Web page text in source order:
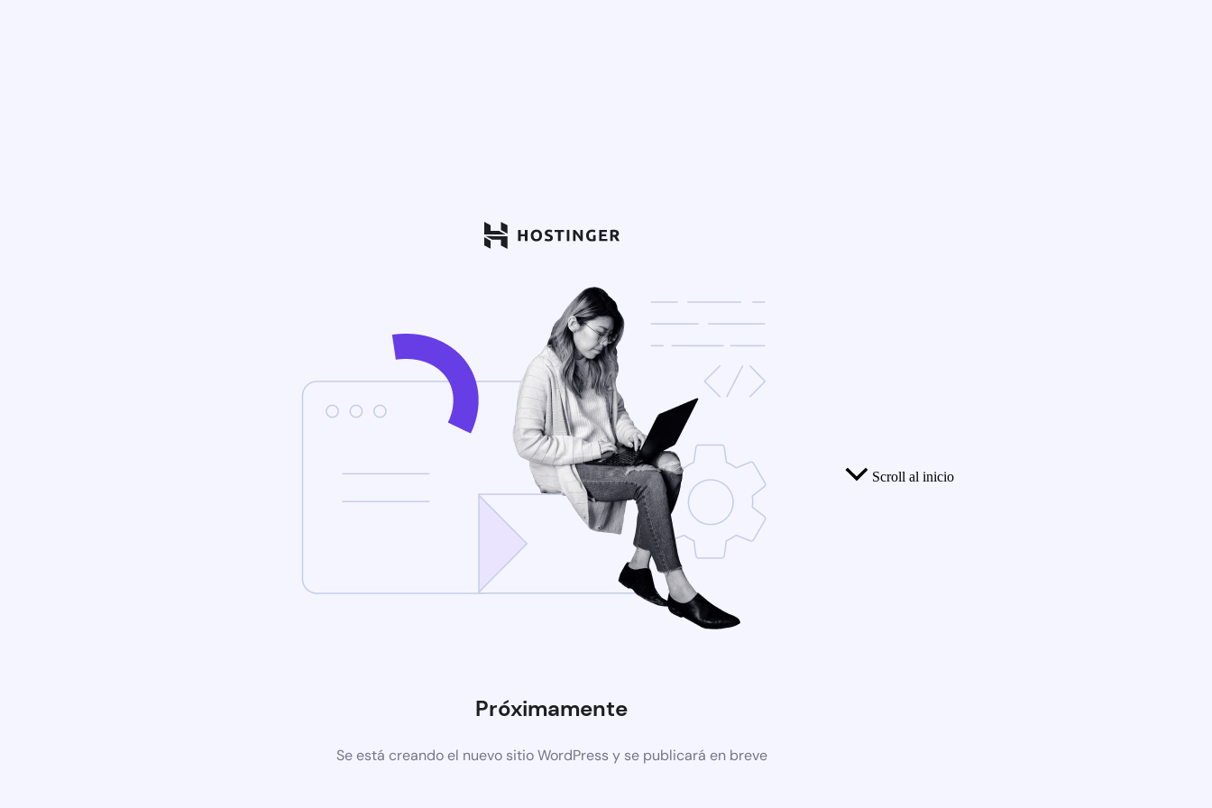
Próximamente
Se está creando el nuevo sitio WordPress y se publicará en breve
Scroll al inicio